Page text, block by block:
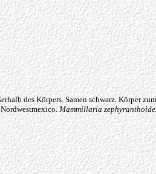
des Körpers. Samen schwarz. Körper
Mammillaria